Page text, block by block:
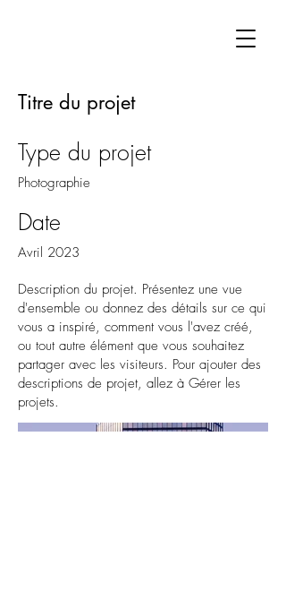
Titre du projet
Type du projet
Photographie
Date
Avril 2023
Description du projet. Présentez une vue
d'ensemble ou donnez des détails sur ce qui
vous a inspiré, comment vous l'avez créé,
ou tout autre élément que vous souhaitez
partager avec les visiteurs. Pour ajouter des
descriptions de projet, allez à Gérer les
projets.